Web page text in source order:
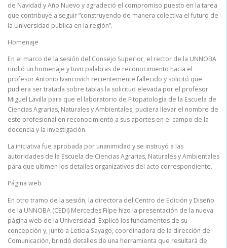
de Navidad y Año Nuevo y agradeció el compromiso puesto en la tarea
que contribuye a seguir “construyendo de manera colectiva el futuro de
la Universidad pública en la región”.
Homenaje
En el marco de la sesión del Consejo Superior, el rector de la UNNOBA
rindió un homenaje y tuvo palabras de reconocimiento hacia el
profesor Antonio Ivancovich recientemente fallecido y solicitó que
pudiera ser tratada sobre tablas la solicitud elevada por el profesor
Miguel Lavilla para que el laboratorio de Fitopatología de la Escuela de
Ciencias Agrarias, Naturales y Ambientales, pudiera llevar el nombre de
este profesional en reconocimiento a sus aportes en el campo de la
docencia y la investigación.
La iniciativa fue aprobada por unanimidad y se instruyó a las
autoridades de la Escuela de Ciencias Agrarias, Naturales y Ambientales
para que ultimen los detalles organizativos del acto correspondiente.
Página web
En otro tramo de la sesión, la directora del Centro de Edición y Diseño
de la UNNOBA (CEDI) Mercedes Filpe hizo la presentación de la nueva
página web de la Universidad. Explicó los fundamentos de su
concepción y, junto a Leticia Sayago, coordinadora de la dirección de
Comunicación, brindó detalles de una herramienta que resultará de